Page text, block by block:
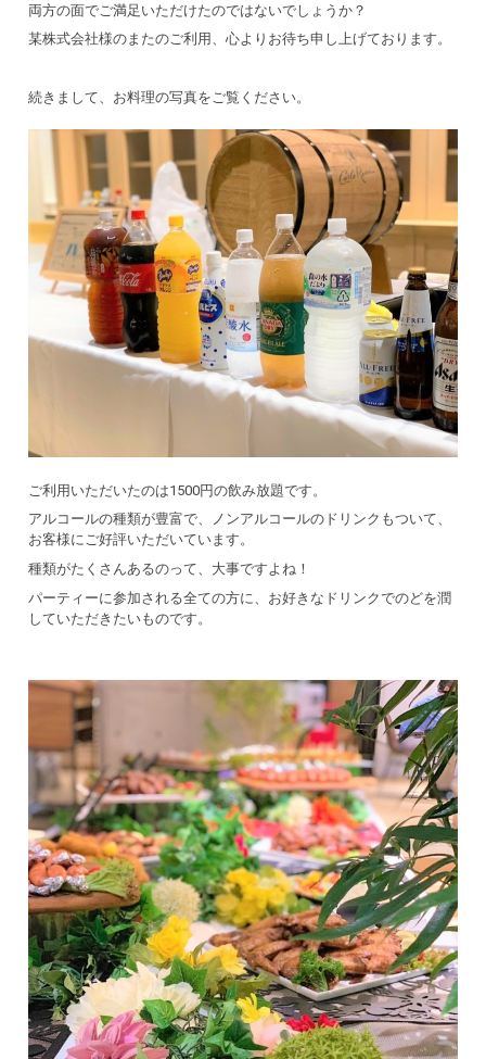
両方の面でご満足いただけたのではないでしょうか？
某株式会社様のまたのご利用、心よりお待ち申し上げております。
続きまして、お料理の写真をご覧ください。
ご利用いただいたのは1500円の飲み放題です。
アルコールの種類が豊富で、ノンアルコールのドリンクもついて、
お客様にご好評いただいています。
種類がたくさんあるのって、大事ですよね！
パーティーに参加される全ての方に、お好きなドリンクでのどを潤
していただきたいものです。